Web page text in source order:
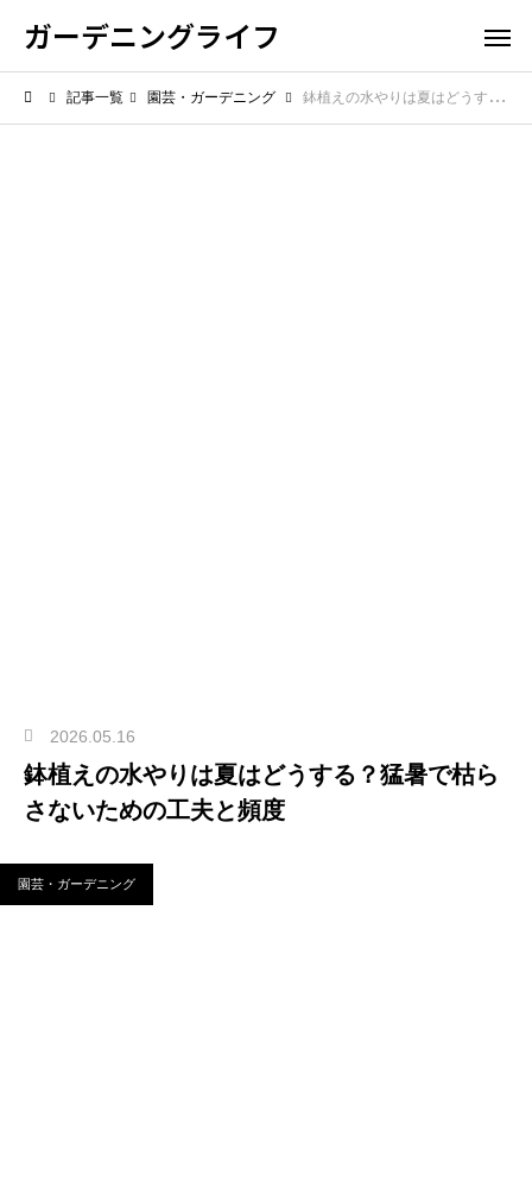
ガーデニングライフ
記事一覧 園芸・ガーデニング 鉢植えの水やりは夏はどうする？猛暑で枯らさないための工夫と頻度
2026.05.16
鉢植えの水やりは夏はどうする？猛暑で枯ら
さないための工夫と頻度
園芸・ガーデニング